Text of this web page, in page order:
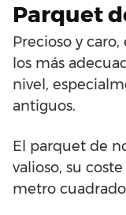
Parquet
Precioso y
los más
nivel,
antiguos.
El parquet de
valioso, su
metro